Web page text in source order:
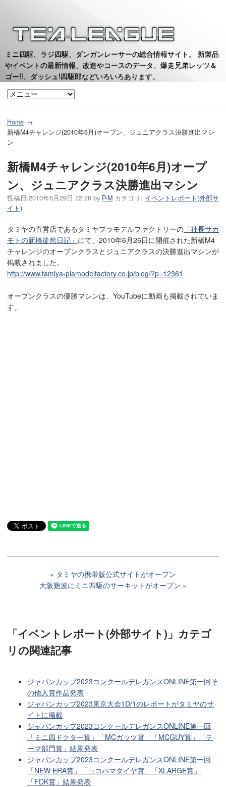
ミニ四駆、ラジ四駆、ダンガンレーサーの総合情報サイト。 新製品
やイベントの最新情報、改造やコースのデータ、爆走兄弟レッツ＆
ゴー!!、ダッシュ!四駆郎などいろいろあります。
Home
新橋M4チャレンジ(2010年6月)オープン、ジュニアクラス決勝進出マシ
ン
新橋M4チャレンジ(2010年6月)オープ
ン、ジュニアクラス決勝進出マシン
投稿日:2010年6月29日 22:26 by P-M カテゴリ: イベントレポート(外部サ
イト)
タミヤの直営店であるタミヤプラモデルファクトリーの 「社長サカ
モトの新橋徒然日記」 にて、2010年6月26日に開催された新橋M4
チャレンジのオープンクラスとジュニアクラスの決勝進出マシンが
掲載されました。
http://www.tamiya-plamodelfactory.co.jp/blog/?p=12361
オープンクラスの優勝マシンは、YouTubeに動画も掲載されていま
す。
タミヤの携帯版公式サイトがオープン
大阪難波にミニ四駆のサーキットがオープン
「イベントレポート(外部サイト)」カテゴ
リの関連記事
ジャパンカップ2023コンクールデレガンスONLINE第一回そ
の他入賞作品発表
ジャパンカップ2023東京大会1D/1のレポートがタミヤのサ
イトに掲載
ジャパンカップ2023コンクールデレガンスONLINE第一回
「ミニ四ドクター賞」「MCガッツ賞」「MCGUY賞」「テ
ーマ部門賞」結果発表
ジャパンカップ2023コンクールデレガンスONLINE第一回
「NEW ERA賞」「ヨコハマタイヤ賞」「XLARGE賞」
「FDK賞」結果発表